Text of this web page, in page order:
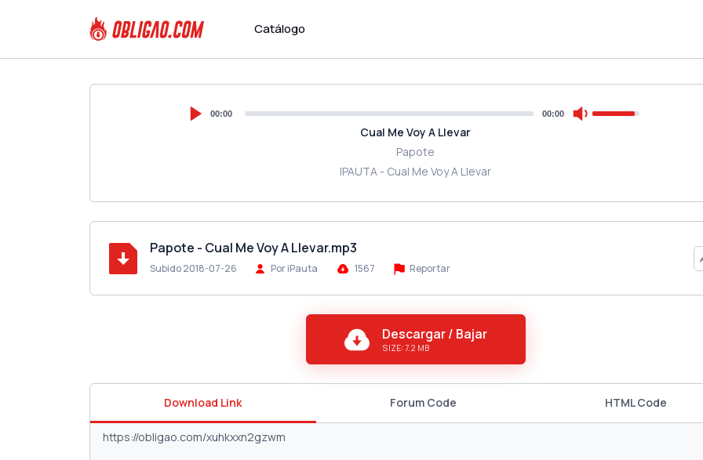
Catálogo
00:00 00:00
Cual Me Voy A Llevar
Papote
IPAUTA - Cual Me Voy A Llevar
Papote - Cual Me Voy A Llevar.mp3
Subido 2018-07-26 Por iPauta 1567 Reportar
Descargar / Bajar
SIZE: 7.2 MB
Download Link Forum Code HTML Code